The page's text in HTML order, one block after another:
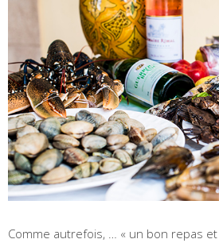
Comme autrefois, … « un bon repas